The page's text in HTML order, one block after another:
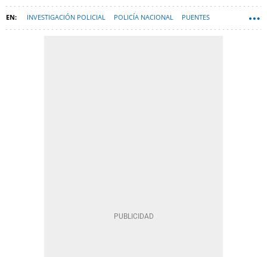
INVESTIGACIÓN POLICIAL POLICÍA NACIONAL PUENTES